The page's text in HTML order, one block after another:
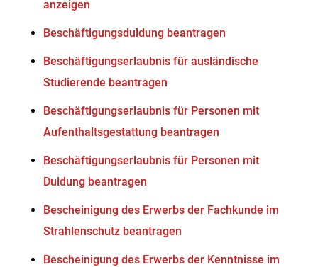
anzeigen
Beschäftigungsduldung beantragen
Beschäftigungserlaubnis für ausländische
Studierende beantragen
Beschäftigungserlaubnis für Personen mit
Aufenthaltsgestattung beantragen
Beschäftigungserlaubnis für Personen mit
Duldung beantragen
Bescheinigung des Erwerbs der Fachkunde im
Strahlenschutz beantragen
Bescheinigung des Erwerbs der Kenntnisse im